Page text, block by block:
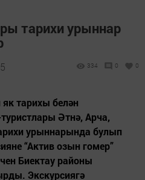
тарихи урыннар
334 0 0
тарихы белән
Әтнә, Арча,
урыннарында булып
“Актив озын гомер”
Биектау районы
Экскурсиягә